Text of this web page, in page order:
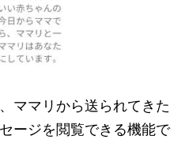
ママリから送られてきた
ージを閲覧できる機能で